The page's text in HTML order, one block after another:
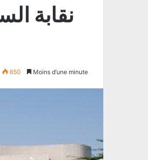
نقابة
650 Moins d’une minute